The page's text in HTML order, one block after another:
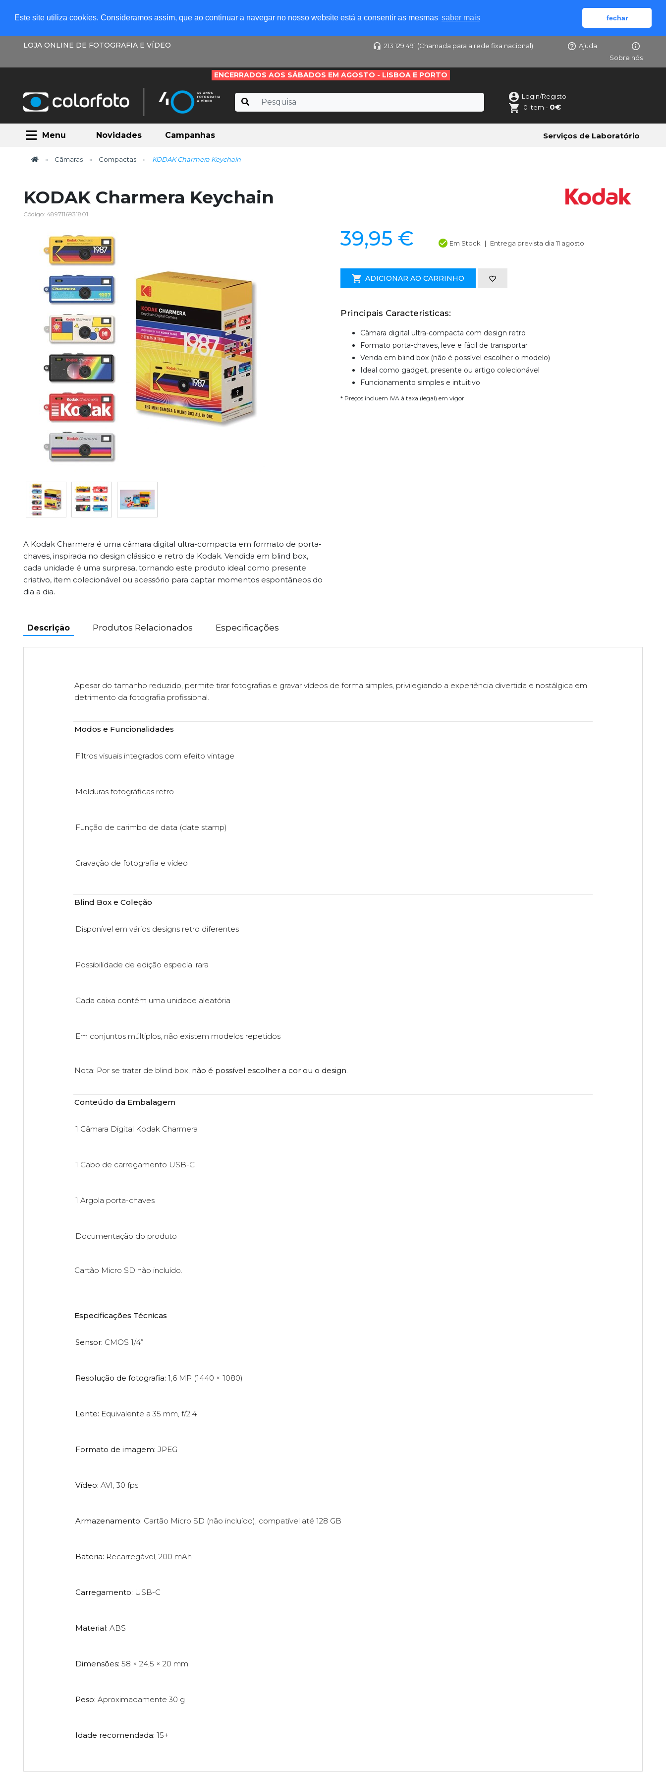
Este site utiliza cookies. Consideramos assim, que ao continuar a navegar no nosso website está a consentir as mesmas saber mais fechar
LOJA ONLINE DE FOTOGRAFIA E VÍDEO 213 129 491 (Chamada para a rede fixa nacional)
Ajuda
Sobre nós
ENCERRADOS AOS SÁBADOS EM AGOSTO - LISBOA E PORTO
Login/Registo
0 item - 0€
Menu Novidades Campanhas Serviços de Laboratório
Câmaras Compactas KODAK Charmera Keychain
KODAK Charmera Keychain
Código: 4897116931801
A Kodak Charmera é uma câmara digital ultra-compacta em formato de porta-
chaves, inspirada no design clássico e retro da Kodak. Vendida em blind box,
cada unidade é uma surpresa, tornando este produto ideal como presente
criativo, item colecionável ou acessório para captar momentos espontâneos do
dia a dia.
39,95 € Em Stock Entrega prevista dia 11 agosto
ADICIONAR AO CARRINHO
Principais Caracteristicas:
Câmara digital ultra-compacta com design retro
Formato porta-chaves, leve e fácil de transportar
Venda em blind box (não é possível escolher o modelo)
Ideal como gadget, presente ou artigo colecionável
Funcionamento simples e intuitivo
* Preços incluem IVA à taxa (legal) em vigor
Descrição Produtos Relacionados Especificações
Apesar do tamanho reduzido, permite tirar fotografias e gravar vídeos de forma simples, privilegiando a experiência divertida e nostálgica em
detrimento da fotografia profissional.
Modos e Funcionalidades
Filtros visuais integrados com efeito vintage
Molduras fotográficas retro
Função de carimbo de data (date stamp)
Gravação de fotografia e vídeo
Blind Box e Coleção
Disponível em vários designs retro diferentes
Possibilidade de edição especial rara
Cada caixa contém uma unidade aleatória
Em conjuntos múltiplos, não existem modelos repetidos
Nota: Por se tratar de blind box, não é possível escolher a cor ou o design
Conteúdo da Embalagem
1 Câmara Digital Kodak Charmera
1 Cabo de carregamento USB-C
1 Argola porta-chaves
Documentação do produto
Cartão Micro SD não incluído.
Especificações Técnicas
Sensor: CMOS 1/4”
Resolução de fotografia: 1,6 MP (1440 × 1080)
Lente: Equivalente a 35 mm, f/2.4
Formato de imagem: JPEG
Vídeo: AVI, 30 fps
Armazenamento: Cartão Micro SD (não incluído), compatível até 128 GB
Bateria: Recarregável, 200 mAh
Carregamento: USB-C
Material: ABS
Dimensões: 58 × 24,5 × 20 mm
Peso: Aproximadamente 30 g
Idade recomendada: 15+